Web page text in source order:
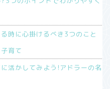
時に心掛けるべき3つのこと
育て
活かしてみよう!アドラーの名